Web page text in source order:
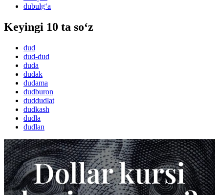
dubulg‘a
Keyingi 10 ta so‘z
dud
dud-dud
duda
dudak
dudama
dudburon
duddudlat
dudkash
dudla
dudlan